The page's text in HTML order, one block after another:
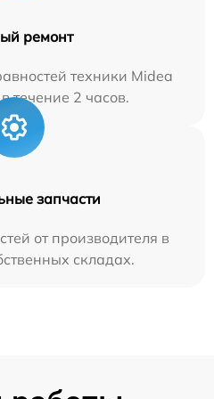
ремонт
техники Midea
течение 2 часов.
запчасти
от производителя в
складах.